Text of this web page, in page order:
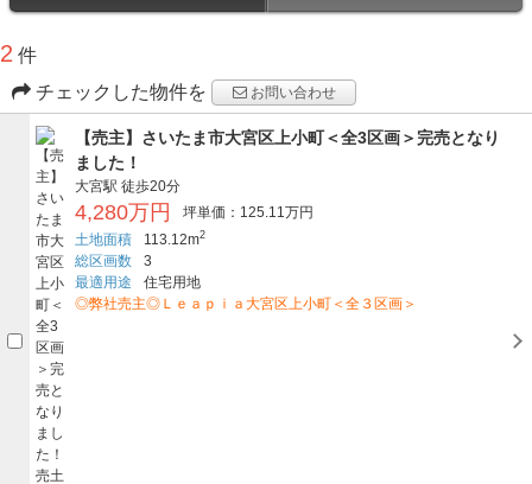
2 件
チェックした物件を
お問い合わせ
【売主】さいたま市大宮区上小町＜全3区画＞完売となり
ました！
大宮駅 徒歩20分
4,280万円
坪単価：125.11万円
土地面積
113.12m2
総区画数
3
最適用途
住宅用地
◎弊社売主◎Ｌｅａｐｉａ大宮区上小町＜全３区画＞